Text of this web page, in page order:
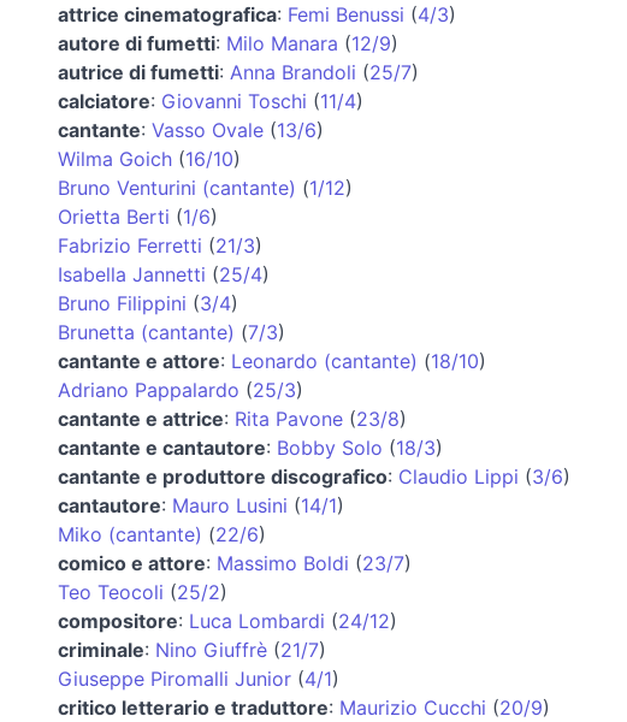
attrice cinematografica: Femi Benussi (4/3)
autore di fumetti: Milo Manara (12/9)
autrice di fumetti: Anna Brandoli (25/7)
calciatore: Giovanni Toschi (11/4)
cantante: Vasso Ovale(13/6)
Wilma Goich(16/10)
Bruno Venturini (cantante) (1/12)
Orietta Berti (1/6)
Fabrizio Ferretti (21/3)
Isabella Jannetti (25/4)
Bruno Filippini (3/4)
Brunetta (cantante) (7/3)
cantante e attore: Leonardo (cantante) (18/10)
Adriano Pappalardo (25/3)
cantante e attrice: Rita Pavone(23/8)
cantante e cantautore: Bobby Solo (18/3)
cantante e produttore discografico: Claudio Lippi (3/6)
cantautore: Mauro Lusini (14/1)
Miko (cantante) (22/6)
comico e attore: Massimo Boldi (23/7)
Teo Teocoli (25/2)
compositore: Luca Lombardi (24/12)
criminale: Nino Giuffrè(21/7)
Giuseppe Piromalli Junior(4/1)
critico letterario e traduttore: Maurizio Cucchi (20/9)